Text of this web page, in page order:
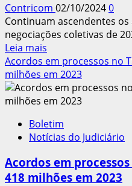
de
2026
Contricom 02/10/20240
Continuam ascendentes
negociações coletivas de
Leia mais
mais
sobre
Ganho
real
1,2
ponto,
Dieese
Acordos em processos no
milhões em 2023
Boletim
Notícias do Judiciário
Acordos em
418 milhões em 2023